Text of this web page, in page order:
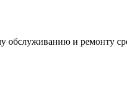
обслуживанию и ремонту